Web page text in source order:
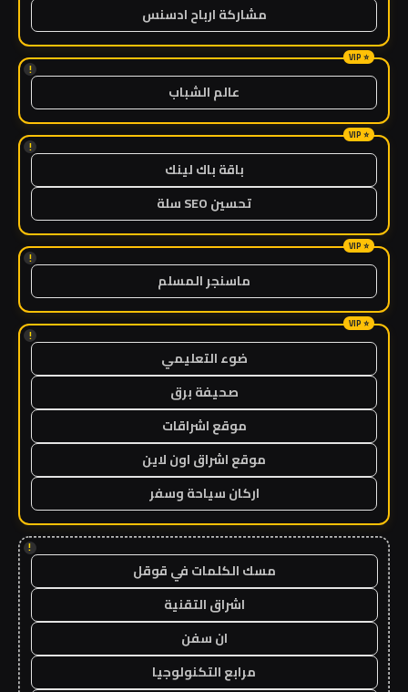
مشاركة ارباح ادسنس
!
عالم الشباب
!
باقة باك لينك
تحسين SEO سلة
!
ماسنجر المسلم
!
ضوء التعليمي
صحيفة برق
موقع اشراقات
موقع اشراق اون لاين
اركان سياحة وسفر
!
مسك الكلمات في قوقل
اشراق التقنية
ان سفن
مرابع التكنولوجيا